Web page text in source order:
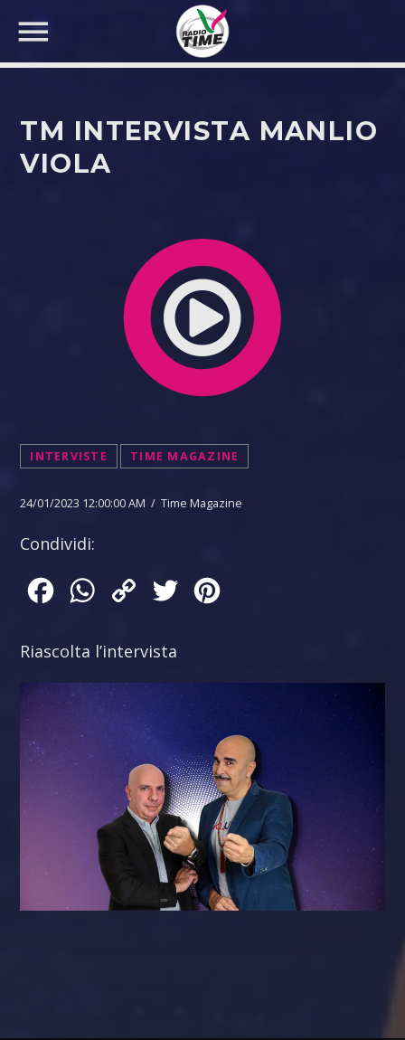
TM INTERVISTA MANLIO
VIOLA
INTERVISTE TIME MAGAZINE
24/01/2023 12:00:00 AM / Time Magazine
Condividi:
FacebookWhatsApp
Copy
Twitter
Riascolta l’intervista